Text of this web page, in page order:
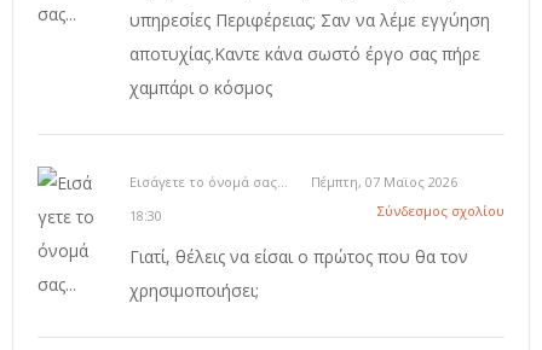
υπηρεσίες Περιφέρειας; Σαν να λέμε εγγύηση
αποτυχίας.Καντε κάνα σωστό έργο σας πήρε
χαμπάρι ο κόσμος
Εισάγετε το όνομά σας...
Πέμπτη, 07 Μαϊος 2026
18:30
Σύνδεσμος σχολίου
Γιατί, θέλεις να είσαι ο πρώτος που θα τον
χρησιμοποιήσει;